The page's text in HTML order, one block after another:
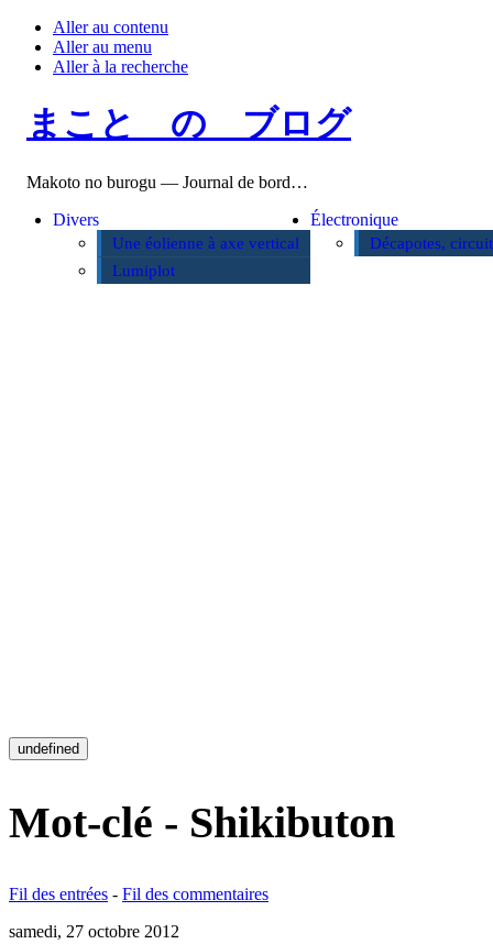
Aller au contenu
Aller au menu
Aller à la recherche
まこと の ブログ
Makoto no burogu — Journal de bord…
Divers
Une éolienne à axe vertical
Lumiplot
Électronique
Décapotes,
undefined
Mot-clé - Shikibuton
Fil des entrées - Fil des commentaires
samedi, 27 octobre 2012